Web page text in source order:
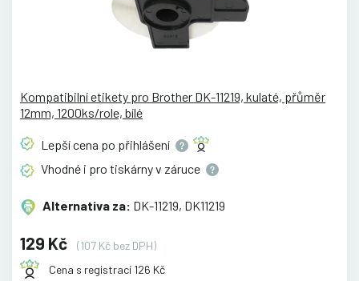
Kompatibilní etikety pro Brother DK-11219, kulaté, přůměr
12mm, 1200ks/role, bílé
Lepší cena po přihlášení
Vhodné i pro tiskárny v záruce
Alternativa za: DK-11219, DK11219
129 Kč
(107 Kč bez DPH)
Cena s registrací 126 Kč